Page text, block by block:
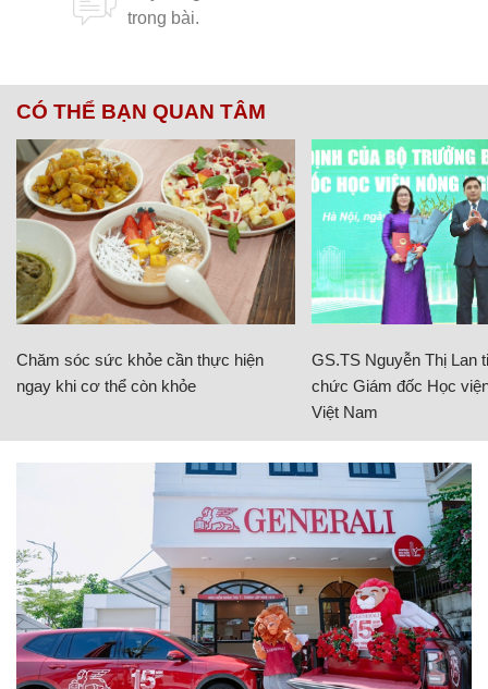
CÓ THỂ BẠN QUAN TÂM
Chăm sóc sức khỏe cần thực hiện
ngay khi cơ thể còn khỏe
GS.TS Nguyễn Thị Lan
chức Giám đốc Học
Việt Nam